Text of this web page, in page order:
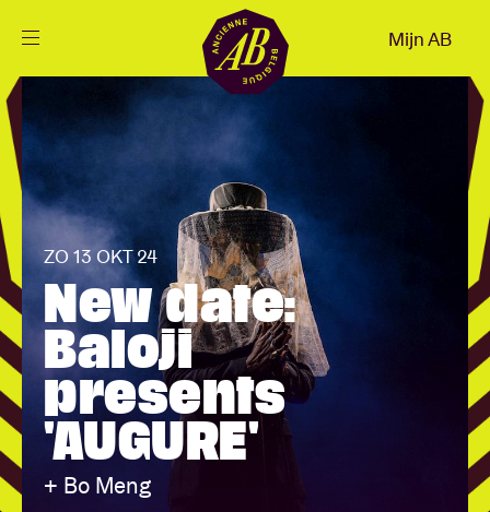
NL
Agenda
Projecten
Nieuws
Bezoekersinfo
AB ❤ you
Mijn AB
ZO 13 OKT 24
New date:
Baloji
presents
'AUGURE'
+ Bo Meng